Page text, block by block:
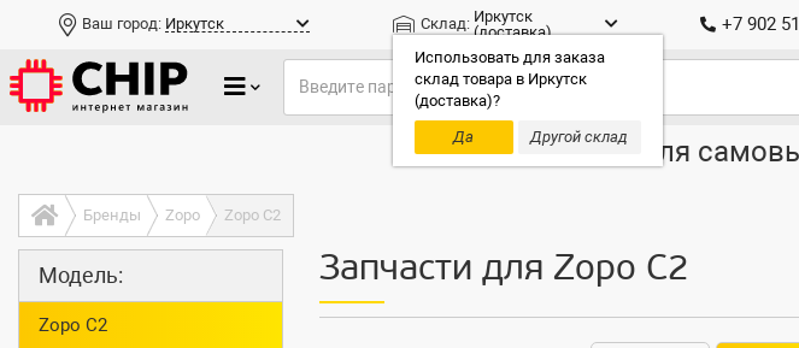
Ваш город: Иркутск Склад: Иркутск
(доставка)
Использовать для заказа
склад товара в Иркутск
(доставка)?
Да
Другой склад
+7 902
Только доставка, для
Бренды Zopo Zopo C2
Модель:
Zopo C2
Запчасти для Zopo C2